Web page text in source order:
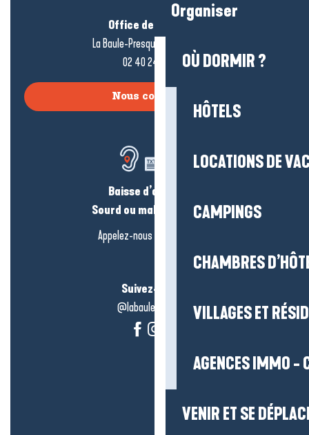
Organiser
OÙ DORMIR ?
HÔTELS
LOCATIONS DE
CAMPINGS
CHAMBRES
VILLAGES ET
AGENCES IMMO -
VENIR ET SE
Office de tourisme
La Baule-Presqu’île de Guérande
02 40 24 34 44
Nous contacter
Baisse d’audition ?
Sourd ou malentendant ?
Appelez-nous en
Suivez-nous !
@labauleguérande